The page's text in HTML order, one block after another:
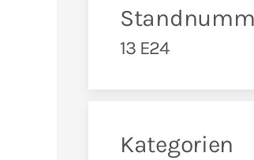
13 E24
Kategorien